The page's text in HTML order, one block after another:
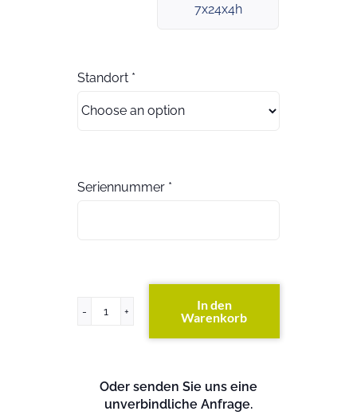
7x24x4h
Standort *
Seriennummer *
x3850
In den
Warenkorb
Oder senden Sie uns eine
unverbindliche Anfrage.